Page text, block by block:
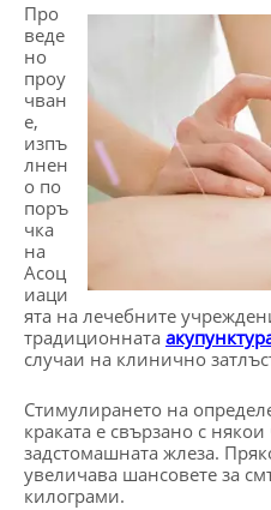
Про
веде
но
проу
чван
е,
изпъ
лнен
о по
поръ
чка
на
Асоц
иаци
ята на лечебните
традиционната
случаи на клинично
Стимулирането на
краката е свързано с
задстомашната жлеза.
увеличава шансовете за
килограми.